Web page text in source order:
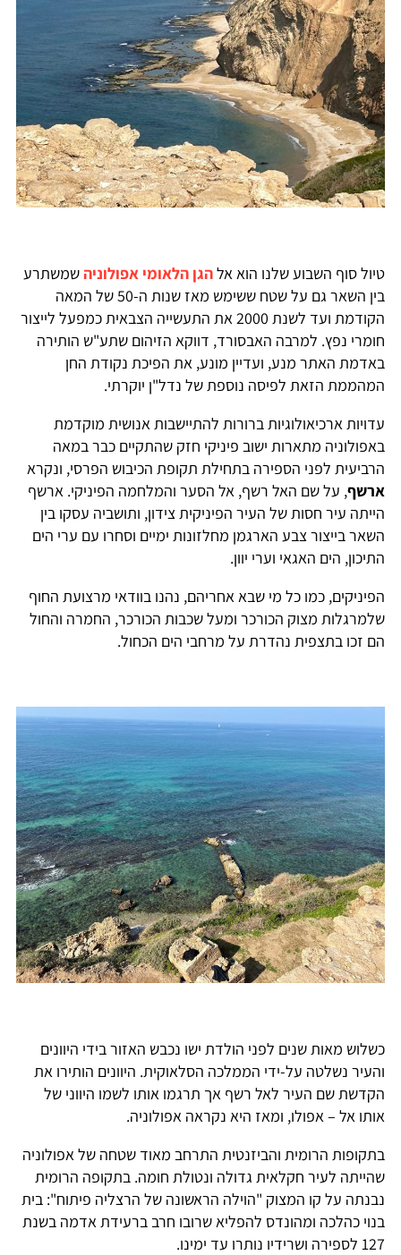
טיול סוף השבוע שלנו הוא אלהגן הלאומי אפולוניהשמשתרע
בין השאר גם על שטח ששימש מאז שנות ה-50 של המאה
הקודמת ועד לשנת 2000 את התעשייה הצבאית כמפעל לייצור
חומרי נפץ. למרבה האבסורד, דווקא הזיהום שתע"ש הותירה
באדמת האתר מנע, ועדיין מונע, את הפיכת נקודת החן
המהממת הזאת לפיסה נוספת של נדל"ן יוקרתי.
עדויות ארכיאולוגיות ברורות להתיישבות אנושית מוקדמת
באפולוניה מתארות ישוב פיניקי חזק שהתקיים כבר במאה
הרביעית לפני הספירה בתחילת תקופת הכיבוש הפרסי, ונקרא
ארשף, על שם האל רשף, אל הסער והמלחמה הפיניקי. ארשף
הייתה עיר חסות של העיר הפיניקית צידון, ותושביה עסקו בין
השאר בייצור צבע הארגמן מחלזונות ימיים וסחרו עם ערי הים
התיכון, הים האגאי וערי יוון.
הפיניקים, כמו כל מי שבא אחריהם, נהנו בוודאי מרצועת החוף
שלמרגלות מצוק הכורכר ומעל שכבות הכורכר, החמרה והחול
הם זכו בתצפית נהדרת על מרחבי הים הכחול.
כשלוש מאות שנים לפני הולדת ישו נכבש האזור בידי היוונים
והעיר נשלטה על-ידי הממלכה הסלאוקית. היוונים הותירו את
הקדשת שם העיר לאל רשף אך תרגמו אותו לשמו היווני של
אותו אל – אפולו, ומאז היא נקראה אפולוניה.
בתקופות הרומית והביזנטית התרחב מאוד שטחה של אפולוניה
שהייתה לעיר חקלאית גדולה ונטולת חומה. בתקופה הרומית
נבנתה על קו המצוק "הוילה הראשונה של הרצליה פיתוח": בית
בנוי כהלכה ומהונדס להפליא שרובו חרב ברעידת אדמה בשנת
127 לספירה ושרידיו נותרו עד ימינו.